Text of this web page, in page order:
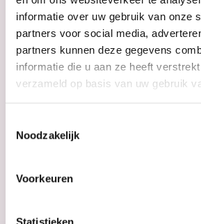
informatie over uw gebruik van onze
partners voor social media,
partners kunnen deze gegevens
informatie die u aan ze heeft
verzameld op basis van uw gebruik
Noodzakelijk
Voorkeuren
Op voorraad
CLEAR THERAPY
Op